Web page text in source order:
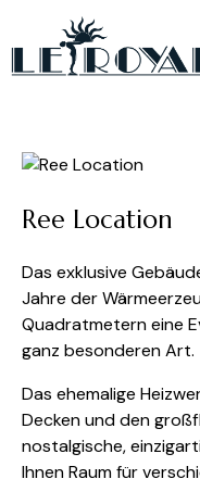
Ree Location
Das exklusive
Jahre der
Quadratmetern eine
ganz besonderen Art.
Das ehemalige
Decken und den
nostalgische,
Ihnen Raum für